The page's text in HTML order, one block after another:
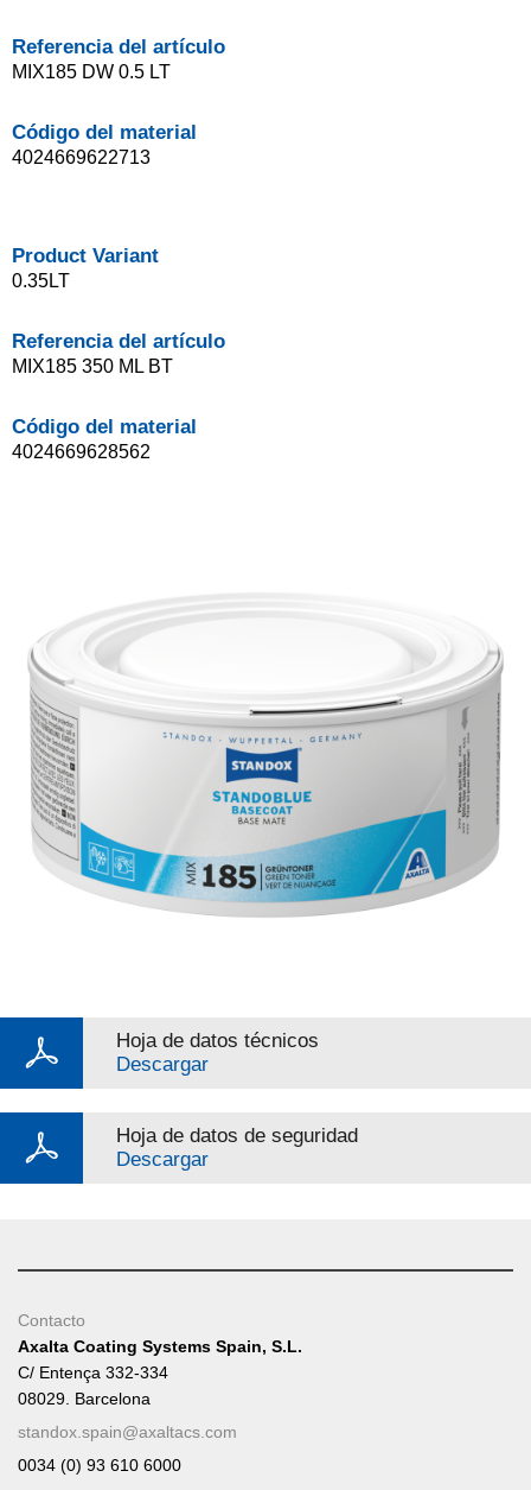
Referencia del artículo
MIX185 DW 0.5 LT
Código del material
4024669622713
Product Variant
0.35LT
Referencia del artículo
MIX185 350 ML BT
Código del material
4024669628562
Hoja de datos técnicos
Descargar
Hoja de datos de seguridad
Descargar
Contacto
Axalta Coating Systems Spain, S.L.
C/ Entença 332-334
08029. Barcelona
standox.spain@axaltacs.com
0034 (0) 93 610 6000